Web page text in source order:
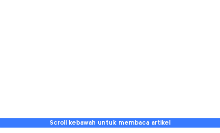
Scroll kebawah untuk membaca artikel